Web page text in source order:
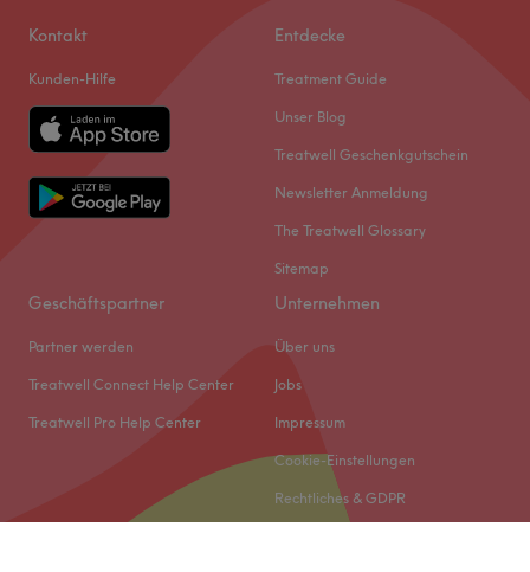
Kontakt
Kunden-Hilfe
Entdecke
Treatment Guide
Unser Blog
Treatwell Geschenkgutschein
Newsletter Anmeldung
The Treatwell Glossary
Sitemap
Geschäftspartner
Partner werden
Treatwell Connect Help Center
Treatwell Pro Help Center
Unternehmen
Über uns
Jobs
Impressum
Cookie-Einstellungen
Rechtliches & GDPR